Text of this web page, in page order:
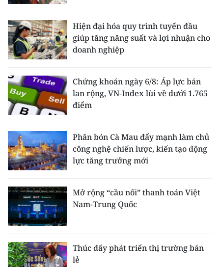
Hiện đại hóa quy trình tuyến đầu
giúp tăng năng suất và lợi nhuận cho
doanh nghiệp
Chứng khoán ngày 6/8: Áp lực bán
lan rộng, VN-Index lùi về dưới 1.765
điểm
Phân bón Cà Mau đẩy mạnh làm chủ
công nghệ chiến lược, kiến tạo động
lực tăng trưởng mới
Mở rộng “cầu nối” thanh toán Việt
Nam-Trung Quốc
Thúc đẩy phát triển thị trường bán
lẻ